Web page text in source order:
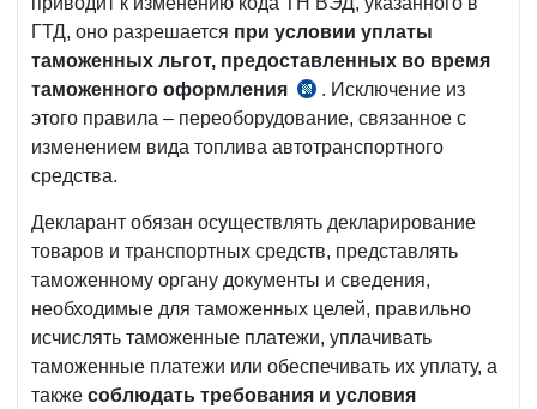
ГТД, оно разрешается при условии уплаты
таможенных льгот, предоставленных во время
таможенного оформления
п.
57-
1
МЮ
№2156
19.11.2010
. Исключение из
этого правила – переоборудование, связанное с
изменением вида топлива автотранспортного
средства.
Декларант обязан осуществлять декларирование
товаров и транспортных средств, представлять
таможенному органу документы и сведения,
необходимые для таможенных целей, правильно
исчислять таможенные платежи, уплачивать
таможенные платежи или обеспечивать их уплату, а
также соблюдать требования и условия